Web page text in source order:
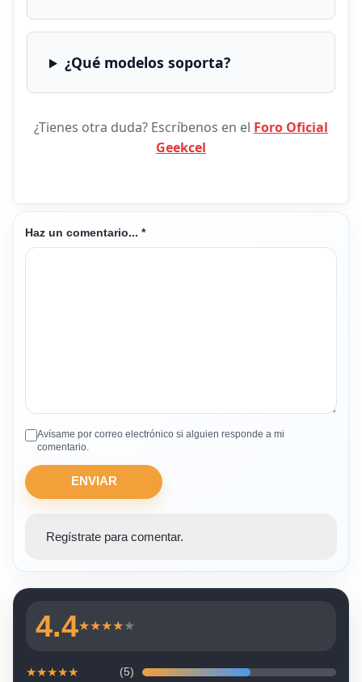
¿Qué modelos soporta?
¿Tienes otra duda? Escríbenos en el Foro Oficial
Geekcel
Haz un comentario... *
Avísame por correo electrónico si alguien responde a mi
comentario.
ENVIAR
Regístrate para comentar.
4.4★★★★★
★★★★★ (5)